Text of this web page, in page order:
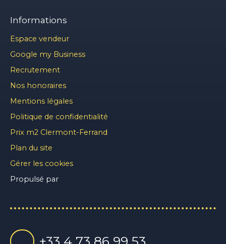
Informations
Espace vendeur
Google my Business
Recrutement
Nos honoraires
Mentions légales
Politique de confidentialité
Prix m2 Clermont-Ferrand
Plan du site
Gérer les cookies
Propulsé par